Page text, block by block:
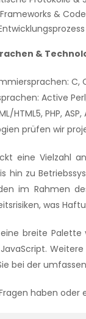
&
&
C,
Active
HTML5, PHP,
prüfen wir
eine Vielzahl
hin zu
im Rahmen
was
breite Palette
JavaScript.
bei der
haben oder